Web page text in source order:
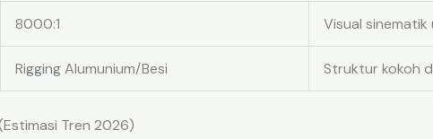
8000:1 Visual
Rigging Alumunium/Besi Struktur kokoh
Tren 2026)